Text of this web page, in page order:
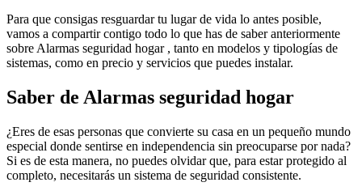
Para que consigas resguardar tu lugar de vida lo antes posible,
vamos a compartir contigo todo lo que has de saber anteriormente
sobre Alarmas seguridad hogar , tanto en modelos y tipologías de
sistemas, como en precio y servicios que puedes instalar.
Saber de Alarmas seguridad hogar
¿Eres de esas personas que convierte su casa en un pequeño mundo
especial donde sentirse en independencia sin preocuparse por nada?
Si es de esta manera, no puedes olvidar que, para estar protegido al
completo, necesitarás un sistema de seguridad consistente.